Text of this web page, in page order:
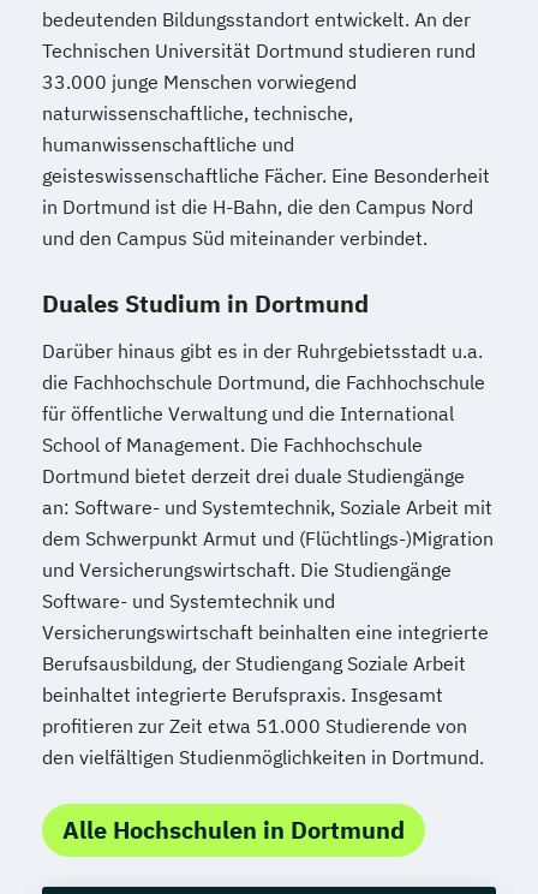
bedeutenden Bildungsstandort entwickelt. An der
Technischen Universität Dortmund studieren rund
33.000 junge Menschen vorwiegend
naturwissenschaftliche, technische,
humanwissenschaftliche und
geisteswissenschaftliche Fächer. Eine Besonderheit
in Dortmund ist die H-Bahn, die den Campus Nord
und den Campus Süd miteinander verbindet.
Duales Studium in Dortmund
Darüber hinaus gibt es in der Ruhrgebietsstadt u.a.
die Fachhochschule Dortmund, die Fachhochschule
für öffentliche Verwaltung und die International
School of Management. Die Fachhochschule
Dortmund bietet derzeit drei duale Studiengänge
an: Software- und Systemtechnik, Soziale Arbeit mit
dem Schwerpunkt Armut und (Flüchtlings-)Migration
und Versicherungswirtschaft. Die Studiengänge
Software- und Systemtechnik und
Versicherungswirtschaft beinhalten eine integrierte
Berufsausbildung, der Studiengang Soziale Arbeit
beinhaltet integrierte Berufspraxis. Insgesamt
profitieren zur Zeit etwa 51.000 Studierende von
den vielfältigen Studienmöglichkeiten in Dortmund.
Alle Hochschulen in Dortmund